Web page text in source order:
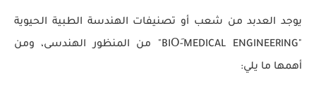
يوجد العدبد من شعب أو تصنيفات الهندسة الطبية الحيوية
"BIOَ-MEDICAL ENGINEERING" من المنظور الهندسى، ومن
أهمها ما يلي: